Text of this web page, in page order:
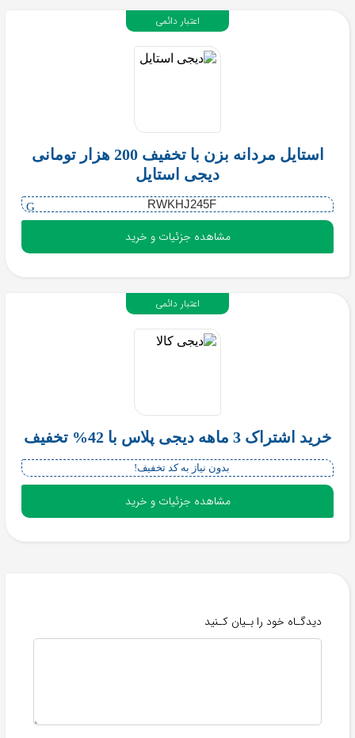
استایل مردانه بزن با تخفیف 200 هزار تومانی
دیجی استایل
RWKHJ245F
مشاهده جزئیات و خرید
اعتبار دائمی
خرید اشتراک 3 ماهه دیجی پلاس با 42% تخفیف
بدون نیاز به کد تخفیف!
مشاهده جزئیات و خرید
اعتبار دائمی
دیدگـاه خود را بـیان کـنید